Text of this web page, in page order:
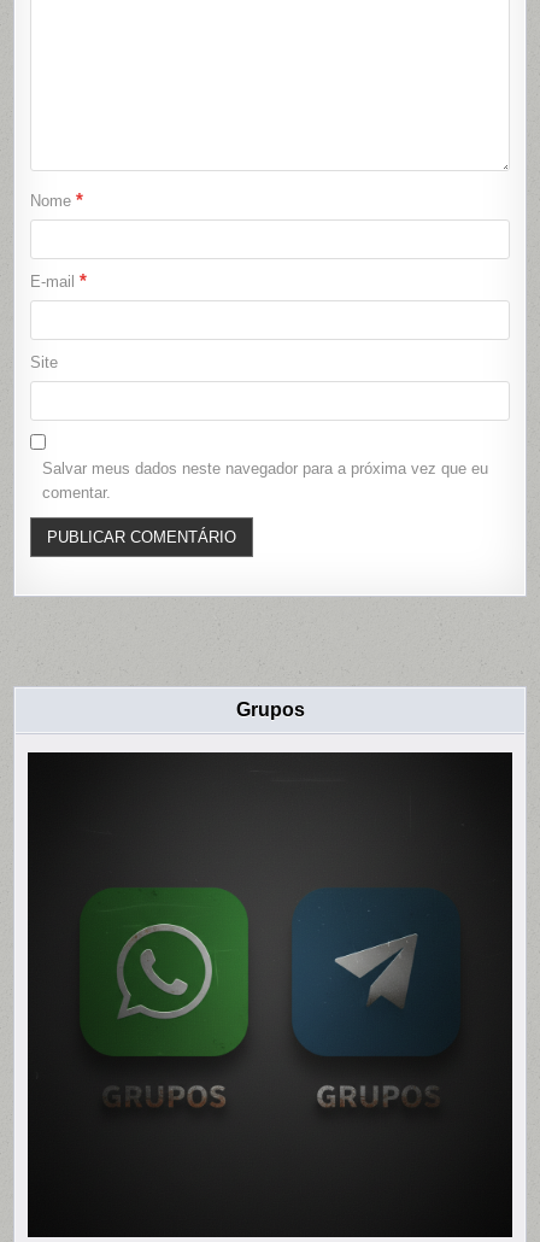
Nome*
E-mail*
Site
Salvar meus dados neste navegador para a próxima vez que eu
comentar.
Grupos